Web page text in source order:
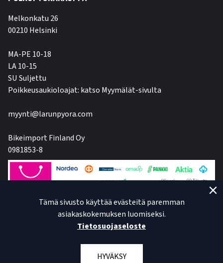
Melkonkatu 26
00210 Helsinki
MA-PE 10-18
LA 10-15
SU Suljettu
Poikkeusaukioloajat: katso Myymälät-sivulta
myynti@larunpyora.com
Bikeimport Finland Oy
0981853-8
Tämä sivusto käyttää evästeitä paremman
asiakaskokemuksen luomiseksi.
Tietosuojaseloste
HYVÄKSY